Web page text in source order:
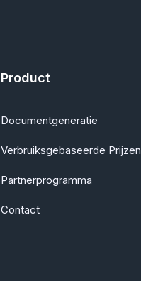
Product
Documentgeneratie
Verbruiksgebaseerde Prijzen
Partnerprogramma
Contact